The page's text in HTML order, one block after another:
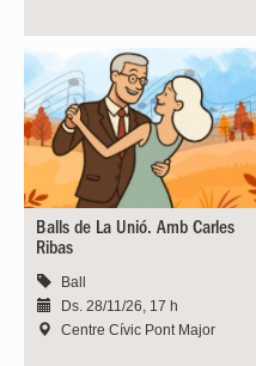
Balls de La Unió. Amb Carles
Ribas
Ball
Ds. 28/11/26, 17 h
Centre Cívic Pont Major